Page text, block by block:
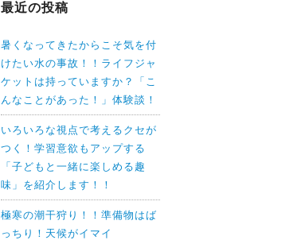
最近の投稿
暑くなってきたからこそ気を付
けたい水の事故！！ライフジャ
ケットは持っていますか？「こ
んなことがあった！」体験談！
いろいろな視点で考えるクセが
つく！学習意欲もアップする
「子どもと一緒に楽しめる趣
味」を紹介します！！
極寒の潮干狩り！！準備物はば
っちり！天候がイマイ